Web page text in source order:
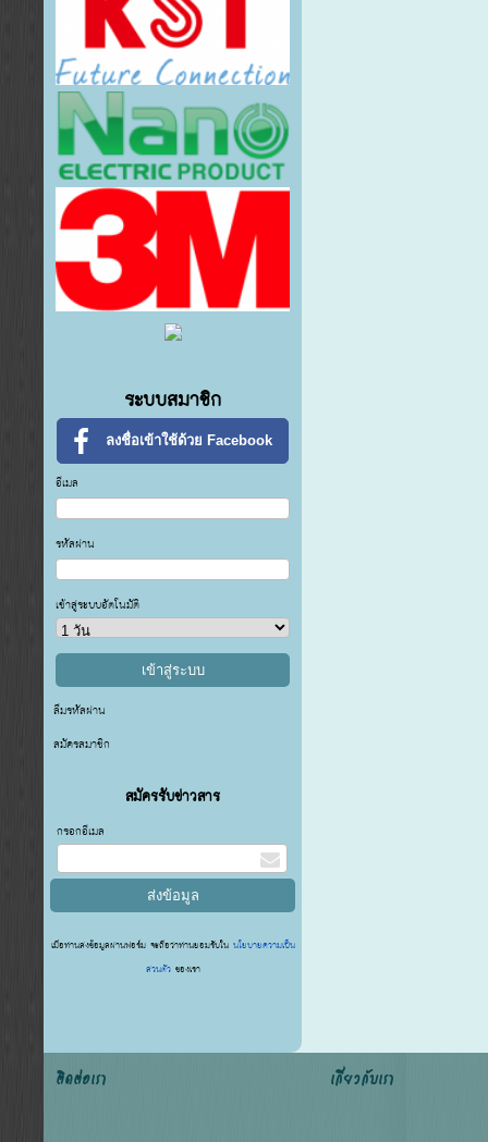
ระบบสมาชิก
ลงชื่อเข้าใช้ด้วย Facebook
อีเมล
รหัสผ่าน
เข้าสู่ระบบอัตโนมัติ
ลืมรหัสผ่าน
สมัครสมาชิก
สมัครรับข่าวสาร
กรอกอีเมล
เมื่อท่านส่งข้อมูลผ่านฟอร์ม จะถือว่าท่านยอมรับในนโยบายความเป็น
ส่วนตัว ของเรา
ติดต่อเรา เกี่ยวกับเรา